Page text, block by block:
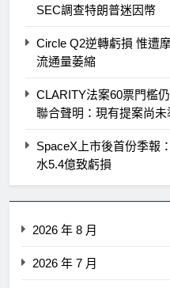
SEC調查特朗普迷因幣
Circle Q2逆轉虧損 惟遭
流通量萎縮
CLARITY法案60票門檻
聯合聲明：現有提案尚未
SpaceX上市後首份季報
水5.4億致虧損
2026 年 8 月
2026 年 7 月